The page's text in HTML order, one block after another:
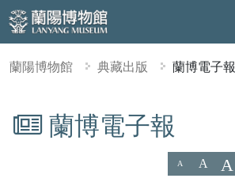
蘭陽博物館 典藏出版 蘭博電子報
蘭博電子報
A A A